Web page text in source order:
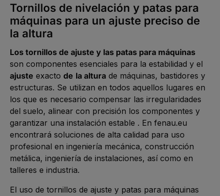
Tornillos de nivelación y patas para
máquinas para un ajuste preciso de
la altura
Los tornillos de ajuste y las patas para máquinas
son componentes esenciales para la estabilidad y el
ajuste exacto de la altura de máquinas, bastidores y
estructuras. Se utilizan en todos aquellos lugares en
los que es necesario compensar las irregularidades
del suelo, alinear con precisión los componentes y
garantizar una instalación estable . En fenau.eu
encontrará soluciones de alta calidad para uso
profesional en ingeniería mecánica, construcción
metálica, ingeniería de instalaciones, así como en
talleres e industria.
El uso de tornillos de ajuste y patas para máquinas